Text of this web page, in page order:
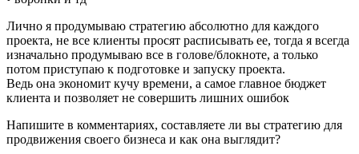
Лично я продумываю стратегию абсолютно для каждого
проекта, не все клиенты просят расписывать ее, тогда я всегда
изначально продумываю все в голове/блокноте, а только
потом приступаю к подготовке и запуску проекта.
Ведь она экономит кучу времени, а самое главное бюджет
клиента и позволяет не совершить лишних ошибок
Напишите в комментариях, составляете ли вы стратегию для
продвижения своего бизнеса и как она выглядит?